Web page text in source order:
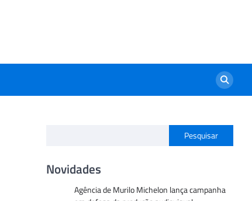
Pesquisar
Novidades
Agência de Murilo Michelon lança campanha